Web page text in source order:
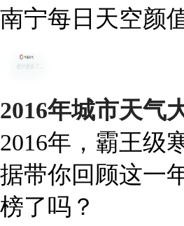
南宁每日天空颜值
2016年城市天气
2016年，霸王
据带你回顾这一
榜了吗？